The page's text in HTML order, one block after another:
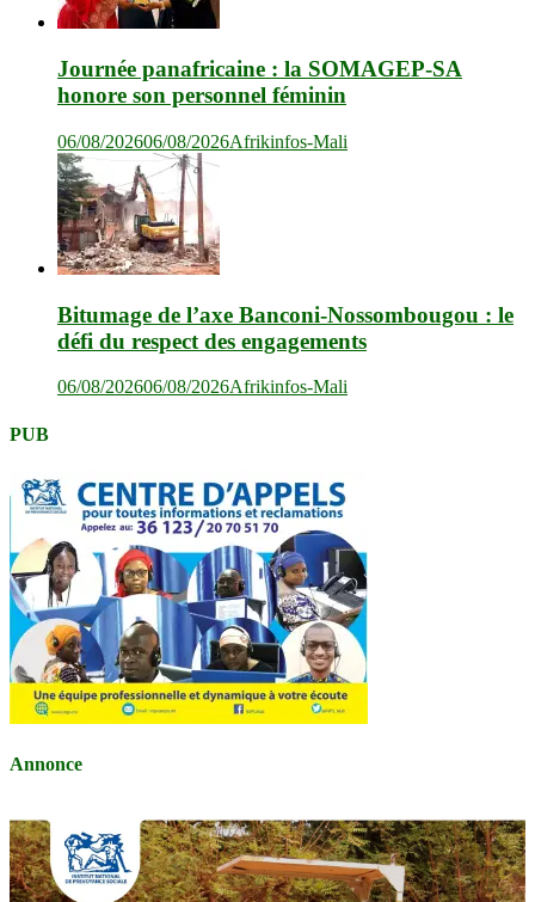
Journée panafricaine : la SOMAGEP-SA
honore son personnel féminin
06/08/202606/08/2026Afrikinfos-Mali
Bitumage de l’axe Banconi-Nossombougou : le
défi du respect des engagements
06/08/202606/08/2026Afrikinfos-Mali
PUB
Annonce